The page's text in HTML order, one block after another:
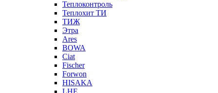
Теплоконтроль
Теплохит ТИ
ТИЖ
Этра
Ares
BOWA
Ciat
Fischer
Forwon
HISAKA
LHE